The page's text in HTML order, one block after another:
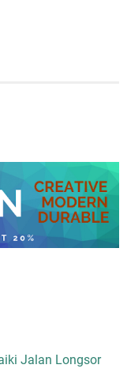
Jalan Longsor